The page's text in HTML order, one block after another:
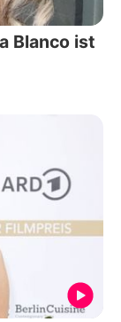
Blanco ist